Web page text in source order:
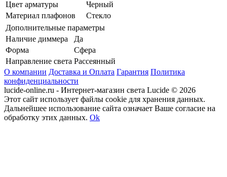
Цвет арматуры
Черный
Материал плафонов
Стекло
Дополнительные параметры
Наличие диммера
Да
Форма
Сфера
Направление света Рассеянный
О компании Доставка и Оплата Гарантия Политика
конфиденциальности
lucide-online.ru - Интернет-магазин света Lucide © 2026
Этот сайт использует файлы cookie для хранения данных.
Дальнейшее использование сайта означает Ваше согласие на
обработку этих данных. Ok